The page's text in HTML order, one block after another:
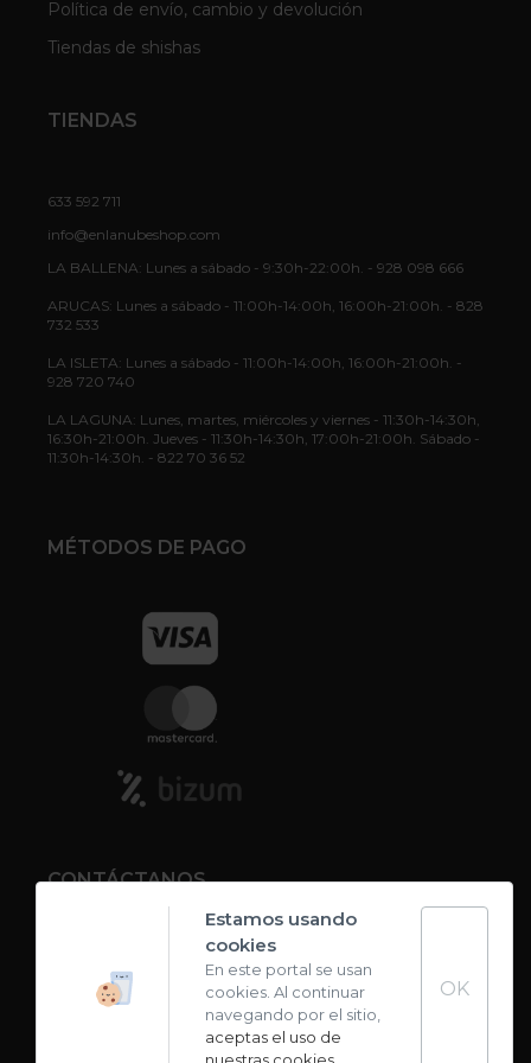
Política de envío, cambio y devolución
Tiendas de shishas
TIENDAS
633 592 711
info@enlanubeshop.com
LA BALLENA: Lunes a sábado - 9:30h-22:00h. - 928 098 666
ARUCAS: Lunes a sábado - 11:00h-14:00h, 16:00h-21:00h. - 828
732 533
LA ISLETA: Lunes a sábado - 11:00h-14:00h, 16:00h-21:00h. -
928 720 740
LA LAGUNA: Lunes, martes, miércoles y viernes - 11:30h-14:30h,
16:30h-21:00h. Jueves - 11:30h-14:30h, 17:00h-21:00h. Sábado -
11:30h-14:30h. - 822 70 36 52
MÉTODOS DE PAGO
CONTÁCTANOS
Carta de sabores
Estamos usando
cookies
En este portal se usan
cookies. Al continuar
navegando por el sitio,
aceptas el uso de
OK